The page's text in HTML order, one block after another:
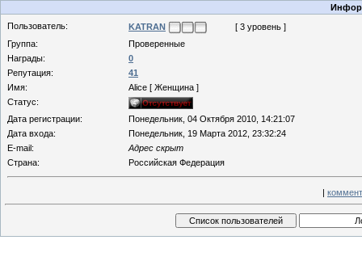
Пользователь:
KATRAN
[ 3 уровень ]
Группа:
Проверенные
Награды:
0
Репутация:
41
Имя:
Alice [ Женщина ]
Статус:
Дата регистрации:
Понедельник, 04 Октября 2010, 14:21:07
Дата входа:
Понедельник, 19 Марта 2012, 23:32:24
E-mail:
Адрес скрыт
Страна:
Российская Федерация
|